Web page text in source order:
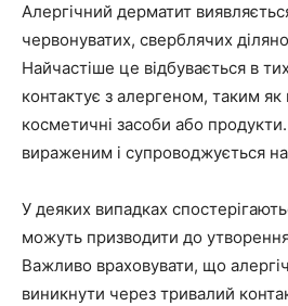
Алергічний дерматит
червонуватих, сверблячих
Найчастіше це відбувається в
контактує з алергеном, таким як
косметичні засоби або
вираженим і супроводжується
У деяких випадках
можуть призводити до
Важливо враховувати, що
виникнути через тривалий